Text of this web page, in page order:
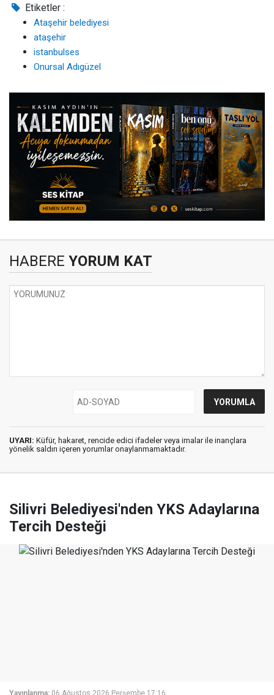
Etiketler :
Ataşehir belediyesi
ataşehir
istanbulses
Onursal Adıgüzel
HABERE YORUM KAT
UYARI: Küfür, hakaret, rencide edici ifadeler veya imalar ile inançlara
yönelik saldırı içeren yorumlar onaylanmamaktadır.
Silivri Belediyesi'nden YKS Adaylarına
Tercih Desteği